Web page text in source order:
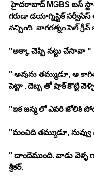
హైదరాబాద్ MGBS బస్
గరుడా డయాగ్నిస్టిక్
వచ్చింది. నాగరత్నం సెల్
"అక్కా చెప్పి నట్టు చేసావా "
" అవును తమ్ముడూ, ఆ
పెట్టా . దెబ్బ తో షాక్ కొట్టి
"ఇక జన్మ లో ఎవరి జోలికి
"మంచిది తమ్ముడూ,
" దాందేముంది. వాడు
శ్రీకర్.